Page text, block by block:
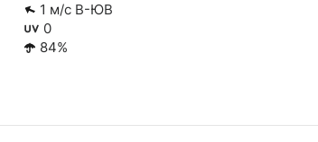
1 м/с В-ЮВ
0
84%